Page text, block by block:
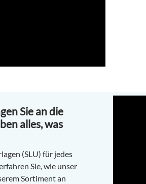
Sie an die
alles, was
(SLU) für jedes
Sie, wie unser
Sortiment an